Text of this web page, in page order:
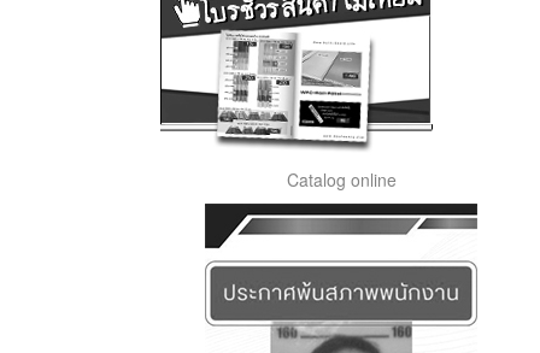
Catalog online